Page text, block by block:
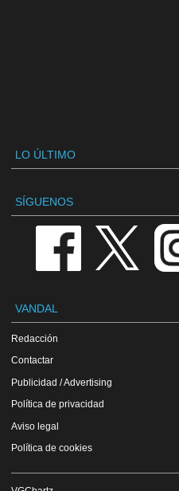
LO ÚLTIMO
SÍGUENOS
VANDAL
Redacción
Contactar
Publicidad / Advertising
Política de privacidad
Aviso legal
Política de cookies